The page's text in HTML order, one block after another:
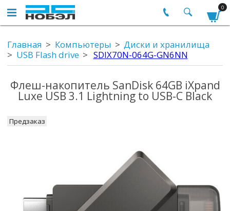
0
Главная Компьютеры
Диски и хранилища
USB Flash drive
SDIX70N-064G-GN6NN
Флеш-накопитель SanDisk 64GB iXpand
Luxe USB 3.1 Lightning to USB-C Black
Предзаказ